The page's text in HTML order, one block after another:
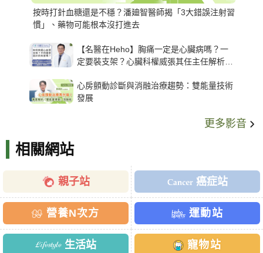
按時打針血糖還是不穩？潘廸智醫師揭「3大錯誤注射習
慣」、藥物可能根本沒打進去
【名醫在Heho】胸痛一定是心臟病嗎？一
定要裝支架？心臟科權威張其任主任解析支
心房顫動診斷與消融治療趨勢：雙能量技術
發展
更多影音
相關網站
親子站 癌症站
營養N次方 運動站
生活站 寵物站